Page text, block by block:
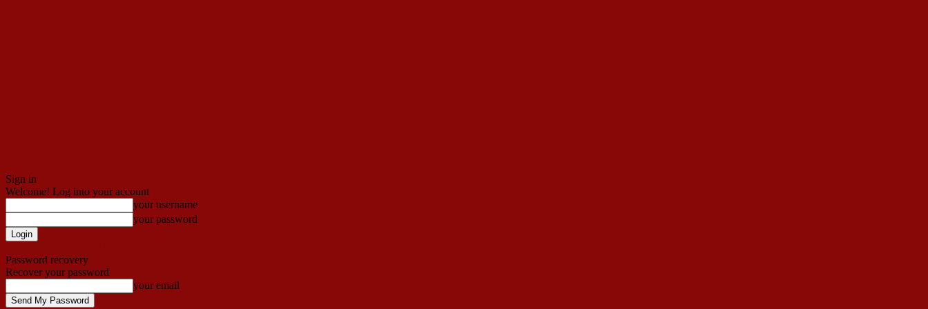
Sign in
Welcome! Log into your account
your username
your password
Password recovery
Recover your password
your email